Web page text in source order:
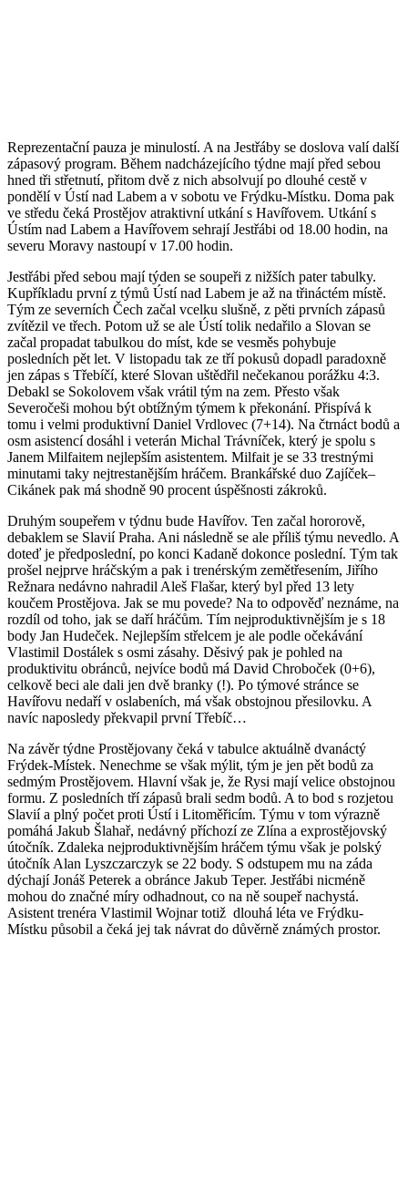
Reprezentační pauza je minulostí. A na Jestřáby se doslova valí další
zápasový program. Během nadcházejícího týdne mají před sebou
hned tři střetnutí, přitom dvě z nich absolvují po dlouhé cestě v
pondělí v Ústí nad Labem a v sobotu ve Frýdku-Místku. Doma pak
ve středu čeká Prostějov atraktivní utkání s Havířovem. Utkání s
Ústím nad Labem a Havířovem sehrají Jestřábi od 18.00 hodin, na
severu Moravy nastoupí v 17.00 hodin.
Jestřábi před sebou mají týden se soupeři z nižších pater tabulky.
Kupříkladu první z týmů Ústí nad Labem je až na třináctém místě.
Tým ze severních Čech začal vcelku slušně, z pěti prvních zápasů
zvítězil ve třech. Potom už se ale Ústí tolik nedařilo a Slovan se
začal propadat tabulkou do míst, kde se vesměs pohybuje
posledních pět let. V listopadu tak ze tří pokusů dopadl paradoxně
jen zápas s Třebíčí, které Slovan uštědřil nečekanou porážku 4:3.
Debakl se Sokolovem však vrátil tým na zem. Přesto však
Severočeši mohou být obtížným týmem k překonání. Přispívá k
tomu i velmi produktivní Daniel Vrdlovec (7+14). Na čtrnáct bodů a
osm asistencí dosáhl i veterán Michal Trávníček, který je spolu s
Janem Milfaitem nejlepším asistentem. Milfait je se 33 trestnými
minutami taky nejtrestanějším hráčem. Brankářské duo Zajíček–
Cikánek pak má shodně 90 procent úspěšnosti zákroků.
Druhým soupeřem v týdnu bude Havířov. Ten začal hororově,
debaklem se Slavií Praha. Ani následně se ale příliš týmu nevedlo. A
doteď je předposlední, po konci Kadaně dokonce poslední. Tým tak
prošel nejprve hráčským a pak i trenérským zemětřesením, Jiřího
Režnara nedávno nahradil Aleš Flašar, který byl před 13 lety
koučem Prostějova. Jak se mu povede? Na to odpověď neznáme, na
rozdíl od toho, jak se daří hráčům. Tím nejproduktivnějším je s 18
body Jan Hudeček. Nejlepším střelcem je ale podle očekávání
Vlastimil Dostálek s osmi zásahy. Děsivý pak je pohled na
produktivitu obránců, nejvíce bodů má David Chroboček (0+6),
celkově beci ale dali jen dvě branky (!). Po týmové stránce se
Havířovu nedaří v oslabeních, má však obstojnou přesilovku. A
navíc naposledy překvapil první Třebíč…
Na závěr týdne Prostějovany čeká v tabulce aktuálně dvanáctý
Frýdek-Místek. Nenechme se však mýlit, tým je jen pět bodů za
sedmým Prostějovem. Hlavní však je, že Rysi mají velice obstojnou
formu. Z posledních tří zápasů brali sedm bodů. A to bod s rozjetou
Slavií a plný počet proti Ústí i Litoměřicím. Týmu v tom výrazně
pomáhá Jakub Šlahař, nedávný příchozí ze Zlína a exprostějovský
útočník. Zdaleka nejproduktivnějším hráčem týmu však je polský
útočník Alan Lyszczarczyk se 22 body. S odstupem mu na záda
dýchají Jonáš Peterek a obránce Jakub Teper. Jestřábi nicméně
mohou do značné míry odhadnout, co na ně soupeř nachystá.
Asistent trenéra Vlastimil Wojnar totiž dlouhá léta ve Frýdku-
Místku působil a čeká jej tak návrat do důvěrně známých prostor.